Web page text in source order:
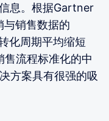
息。根据Gartner
销售数据的
化周期平均缩短
流程标准化的中
方案具有很强的吸